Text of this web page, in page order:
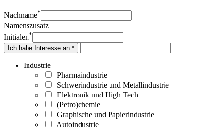
Nachname*
Namenszusatz
Initialen*
Ich habe Interesse an *
Industrie
Pharmaindustrie
Schwerindustrie und Metallindustrie
Elektronik und High Tech
(Petro)chemie
Graphische und Papierindustrie
Autoindustrie